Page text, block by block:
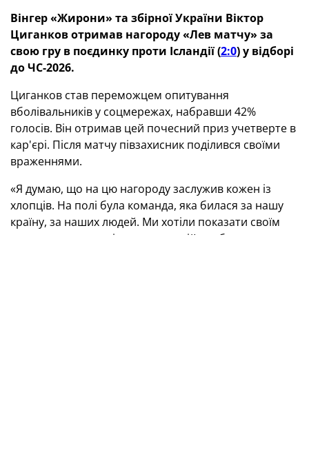
Вінгер «Жирони» та збірної України Віктор
Циганков отримав нагороду «Лев матчу» за
свою гру в поєдинку проти Ісландії (2:0) у відборі
до ЧС-2026.
Циганков став переможцем опитування
вболівальників у соцмережах, набравши 42%
голосів. Він отримав цей почесний приз учетверте в
кар'єрі. Після матчу півзахисник поділився своїми
враженнями.
«Я думаю, що на цю нагороду заслужив кожен із
хлопців. На полі була команда, яка билася за нашу
країну, за наших людей. Ми хотіли показати своїм
настроєм та самовіддачею, що дійсно були